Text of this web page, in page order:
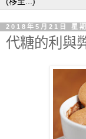
2018年5月21日 星
代糖的利與